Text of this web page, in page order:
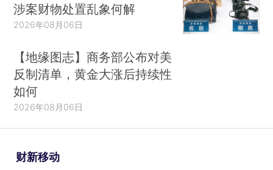
涉案财物处置乱象何解
2026年08月06日
【地缘图志】商务部公布对美
反制清单，黄金大涨后持续性
如何
2026年08月06日
财新移动